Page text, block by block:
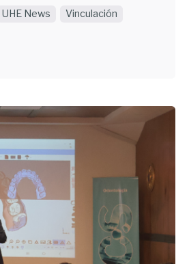
UHE News Vinculación